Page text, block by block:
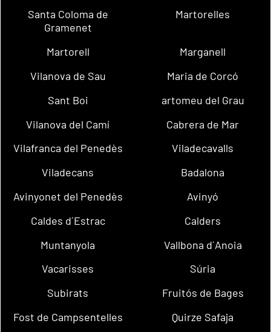
Santa Coloma de
Gramenet
Martorelles
Martorell
Marganell
Vilanova de Sau
Maria de Corcó
Sant Boi
artomeu del Grau
Vilanova del Camí
Cabrera de Mar
Vilafranca del Penedès
Viladecavalls
Viladecans
Badalona
Avinyonet del Penedès
Avinyó
Caldes d´Estrac
Calders
Muntanyola
Vallbona d´Anoia
Vacarisses
Súria
Subirats
Fruitós de Bages
Fost de Campsentelles
Quirze Safaja